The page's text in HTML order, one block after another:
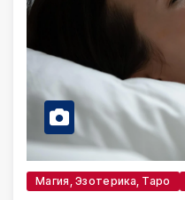
Магия, Эзотерика, Таро